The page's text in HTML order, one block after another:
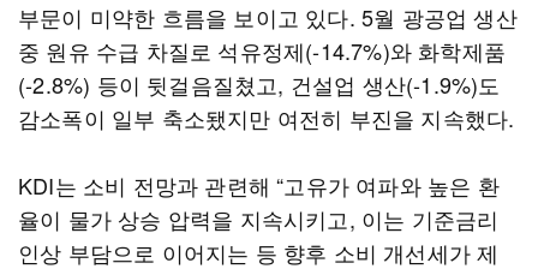
부문이 미약한 흐름을 보이고 있다. 5월 광공업 생산
중 원유 수급 차질로 석유정제(-14.7%)와 화학제품
(-2.8%) 등이 뒷걸음질쳤고, 건설업 생산(-1.9%)도
감소폭이 일부 축소됐지만 여전히 부진을 지속했다.
KDI는 소비 전망과 관련해 “고유가 여파와 높은 환
율이 물가 상승 압력을 지속시키고, 이는 기준금리
인상 부담으로 이어지는 등 향후 소비 개선세가 제